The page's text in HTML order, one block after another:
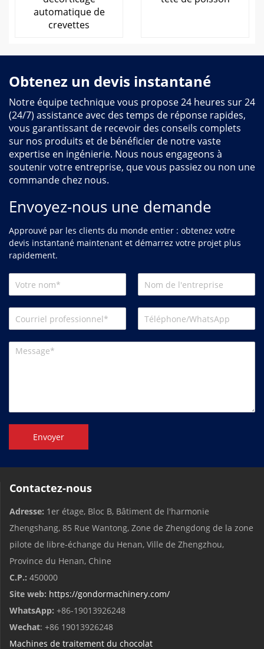
automatique de
crevettes
Obtenez un devis instantané
Notre équipe technique vous propose 24 heures sur 24
(24/7) assistance avec des temps de réponse rapides,
vous garantissant de recevoir des conseils complets
sur nos produits et de bénéficier de notre vaste
expertise en ingénierie. Nous nous engageons à
soutenir votre entreprise, que vous passiez ou non une
commande chez nous.
Envoyez-nous une demande
Approuvé par les clients du monde entier : obtenez votre
devis instantané maintenant et démarrez votre projet plus
rapidement.
Envoyer
Contactez-nous
Adresse: 1er étage, Bloc B, Bâtiment de l'harmonie
Zhengshang, 85 Rue Wantong, Zone de Zhengdong de la zone
pilote de libre-échange du Henan, Ville de Zhengzhou,
Province du Henan, Chine
C.P.: 450000
Site web: https://gondormachinery.com/
WhatsApp: +86-19013926248
Wechat: +86 19013926248
Machines de traitement du chocolat